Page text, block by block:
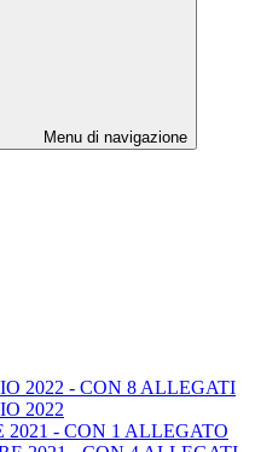
Menu di navigazione
2022 - CON 8 ALLEGATI
2022
- CON 1 ALLEGATO